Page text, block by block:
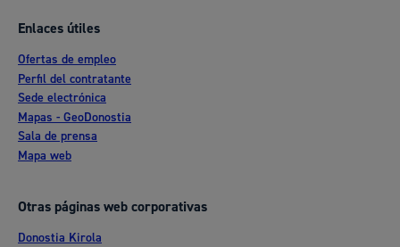
Enlaces útiles
Ofertas de empleo
Perfil del contratante
Sede electrónica
Mapas - GeoDonostia
Sala de prensa
Mapa web
Otras páginas web corporativas
Donostia Kirola